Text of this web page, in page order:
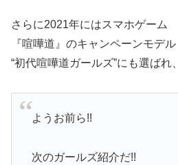
さらに2021年にはスマホゲーム
『喧嘩道』のキャンペーンモデル
“初代喧嘩道ガールズ”にも選ばれ、
ようお前ら!!
次のガールズ紹介だ!!